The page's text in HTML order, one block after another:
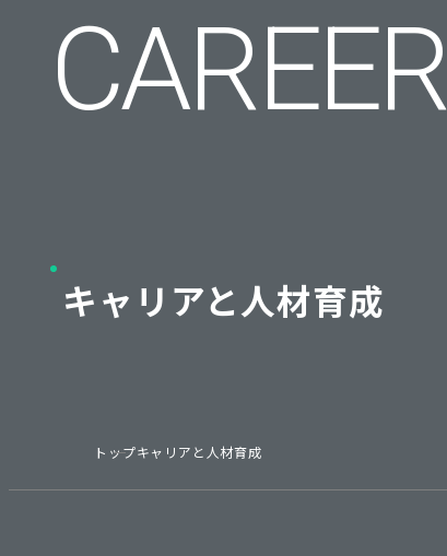
CA­REER
キャリアと人材育成
トップキャリアと人材育成